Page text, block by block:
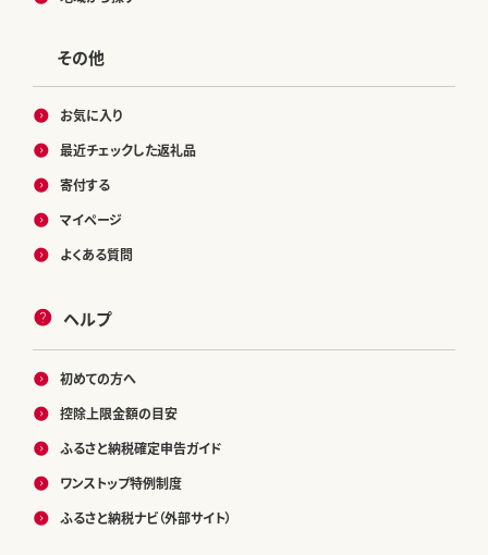
その他
お気に入り
最近チェックした返礼品
寄付する
マイページ
よくある質問
ヘルプ
初めての方へ
控除上限金額の目安
ふるさと納税確定申告ガイド
ワンストップ特例制度
ふるさと納税ナビ（外部サイト）